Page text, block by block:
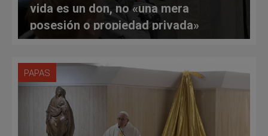
vida es un don, no «una mera
posesión o propiedad privada»
PAPAS